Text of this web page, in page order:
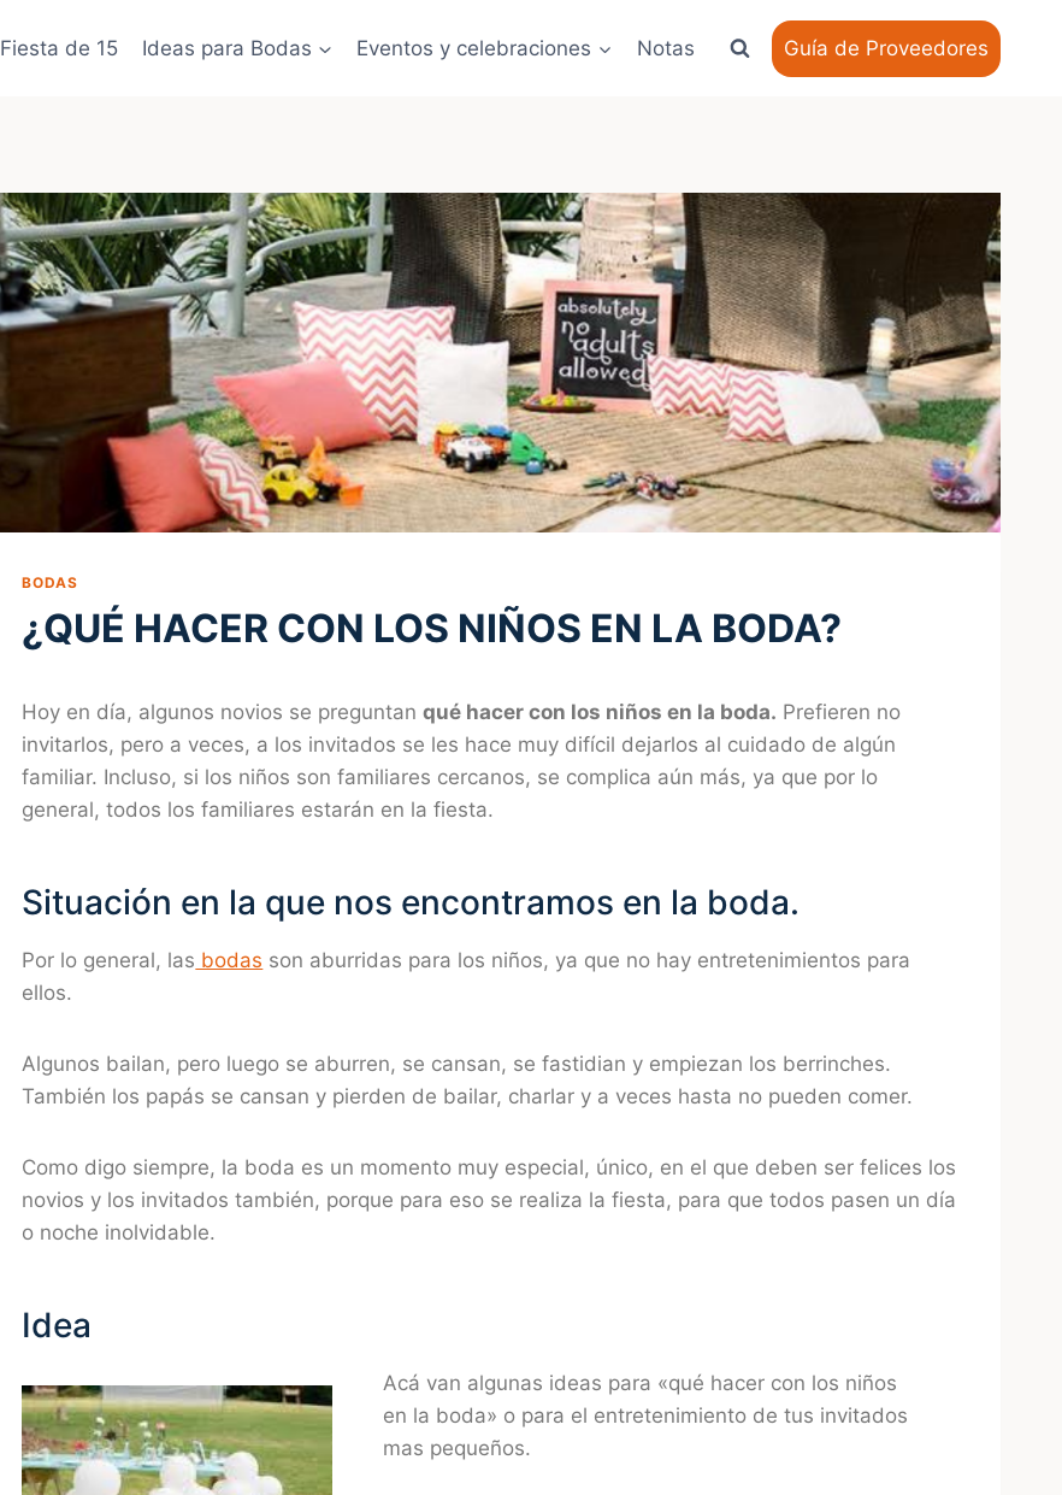
Fiesta de 15 Ideas para Bodas Eventos y celebraciones Notas Guía de Proveedores
BODAS
¿QUÉ HACER CON LOS NIÑOS EN LA BODA?
Hoy en día, algunos novios se preguntanqué hacer con los niños en la boda. Prefieren no
invitarlos, pero a veces, a los invitados se les hace muy difícil dejarlos al cuidado de algún
familiar. Incluso, si los niños son familiares cercanos, se complica aún más, ya que por lo
general, todos los familiares estarán en la fiesta.
Situación en la que nos encontramos en la boda.
Por lo general, las bodas son aburridas para los niños, ya que no hay entretenimientos para
ellos.
Algunos bailan, pero luego se aburren, se cansan, se fastidian y empiezan los berrinches.
También los papás se cansan y pierden de bailar, charlar y a veces hasta no pueden comer.
Como digo siempre, la boda es un momento muy especial, único, en el que deben ser felices los
novios y los invitados también, porque para eso se realiza la fiesta, para que todos pasen un día
o noche inolvidable.
Idea
Acá van algunas ideas para «qué hacer con los niños
en la boda» o para el entretenimiento de tus invitados
mas pequeños.